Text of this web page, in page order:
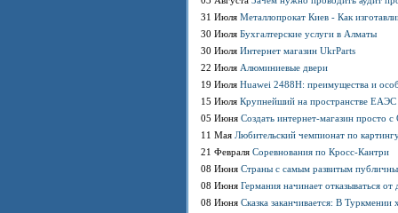
31 Июля Металлопрокат Киев - Как
30 Июля Бухгалтерские услуги в Алматы
30 Июля Интернет магазин UkrParts
22 Июля Алюминиевые двери
19 Июля Huawei 2488H: преимущества и
15 Июля Крупнейший на пространстве ЕАЭС
05 Июня Создать интернет-магазин просто с
11 Мая Любительский чемпионат по
21 Февраля Соревнования по Кросс-Кантри
08 Июня Страны с самым развитым
08 Июня Германия начинает отказываться от
08 Июня Сказка заканчивается: В Туркмении